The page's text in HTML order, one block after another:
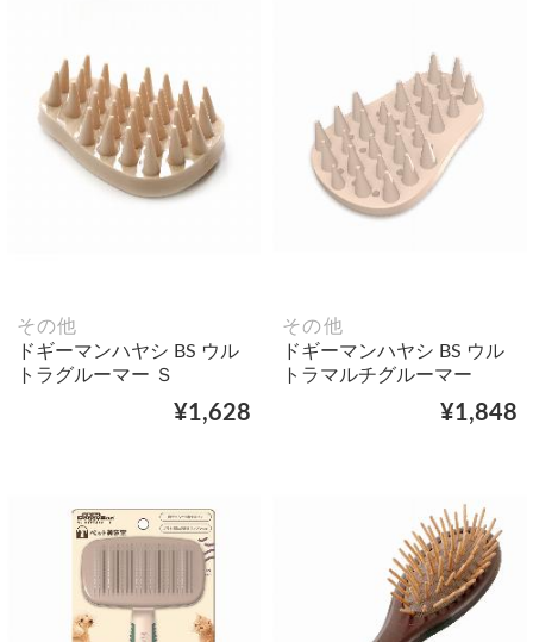
その他
ドギーマンハヤシ BS ウル
トラグルーマー Ｓ
¥1,628
その他
ドギーマンハヤシ BS ウル
トラマルチグルーマー
¥1,848